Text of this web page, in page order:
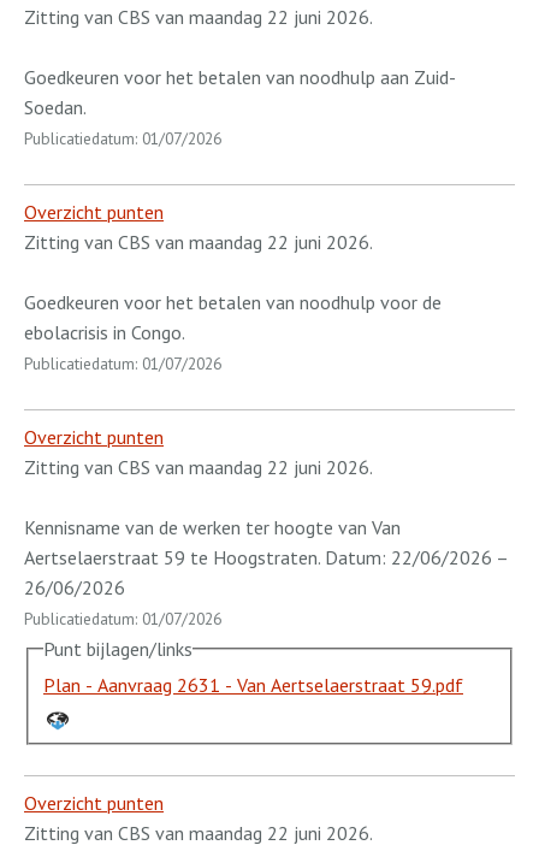
Zitting van CBS van maandag 22 juni 2026.
Goedkeuren voor het betalen van noodhulp aan Zuid-
Soedan.
Publicatiedatum: 01/07/2026
Overzicht punten
Zitting van CBS van maandag 22 juni 2026.
Goedkeuren voor het betalen van noodhulp voor de
ebolacrisis in Congo.
Publicatiedatum: 01/07/2026
Overzicht punten
Zitting van CBS van maandag 22 juni 2026.
Kennisname van de werken ter hoogte van Van
Aertselaerstraat 59 te Hoogstraten. Datum: 22/06/2026 –
26/06/2026
Publicatiedatum: 01/07/2026
Punt bijlagen/links
Plan - Aanvraag 2631 - Van Aertselaerstraat 59.pdf
Overzicht punten
Zitting van CBS van maandag 22 juni 2026.